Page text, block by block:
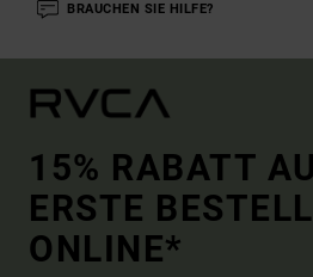
BRAUCHEN SIE HILFE?
15% RABATT
ERSTE
ONLINE*